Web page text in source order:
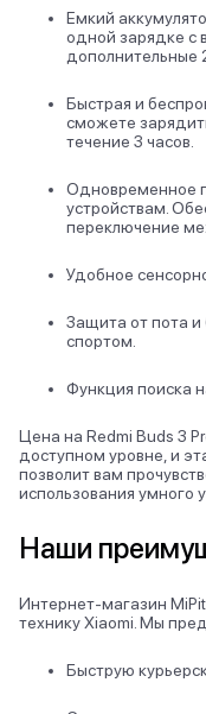
Емкий
одной зарядке
дополнительные
Быстрая и
сможете
течение 3 часов.
Одновременное
устройствам.
переключение
Удобное
Защита от пота и
спортом.
Функция поиска
Цена на Redmi Buds 3
доступном уровне, и
позволит вам
использования умного
Наши
Интернет-магазин
технику Xiaomi. Мы
Быструю